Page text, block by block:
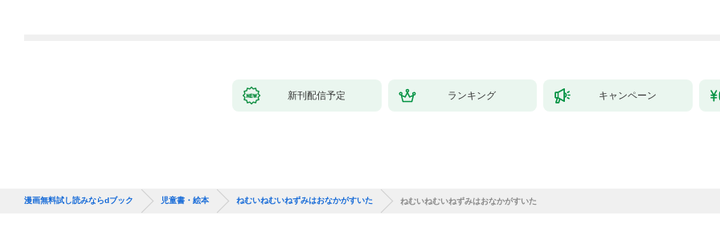
新刊配信予定 ランキング キャンペーン
漫画無料試し読みならdブック 児童書・絵本 ねむいねむいねずみはおなかがすいた ねむいねむいねずみはおなかがすいた